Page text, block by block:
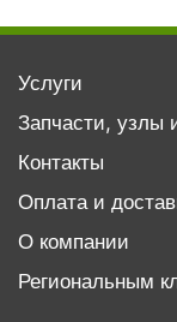
Услуги
Запчасти, узлы
Контакты
Оплата и
О компании
Региональным